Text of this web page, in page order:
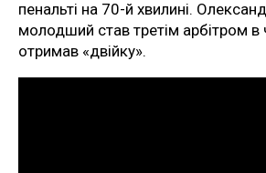
пенальті на 70-й хвилині.
молодший став третім арбітром в
отримав «двійку».